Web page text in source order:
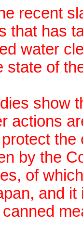
recent
that has
water
state of
show
actions
by the
of
and